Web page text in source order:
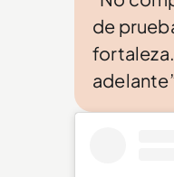
de